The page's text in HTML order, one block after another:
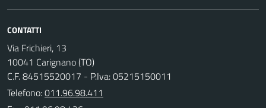
CONTATTI
Via Frichieri, 13
10041 Carignano (TO)
C.F. 84515520017 - P.Iva: 05215150011
Telefono:011.96.98.411